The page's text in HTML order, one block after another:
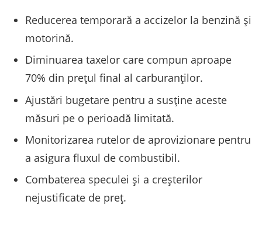
Reducerea temporară a accizelor la benzină și
motorină.
Diminuarea taxelor care compun aproape
70% din prețul final al carburanților.
Ajustări bugetare pentru a susține aceste
măsuri pe o perioadă limitată.
Monitorizarea rutelor de aprovizionare pentru
a asigura fluxul de combustibil.
Combaterea speculei și a creșterilor
nejustificate de preț.